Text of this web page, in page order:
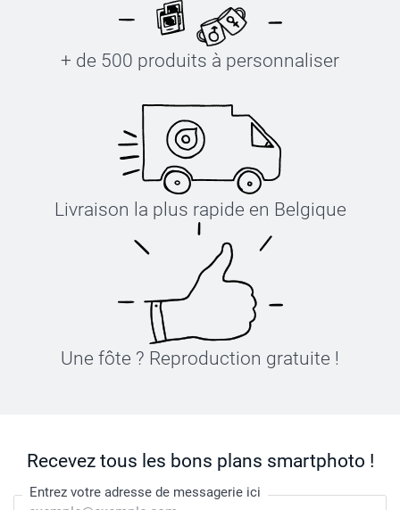
+ de 500 produits à personnaliser
Livraison la plus rapide en Belgique
Une fôte ? Reproduction gratuite !
Recevez tous les bons plans smartphoto !
Entrez votre adresse de messagerie ici